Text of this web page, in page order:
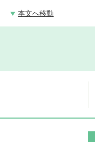
本文へ移動